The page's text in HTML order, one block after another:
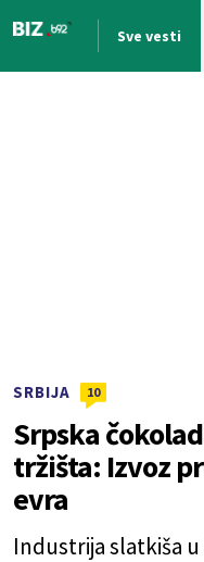
Sve vesti
SRBIJA 10
Srpska
tržišta: Izvoz
evra
Industrija slatkiša